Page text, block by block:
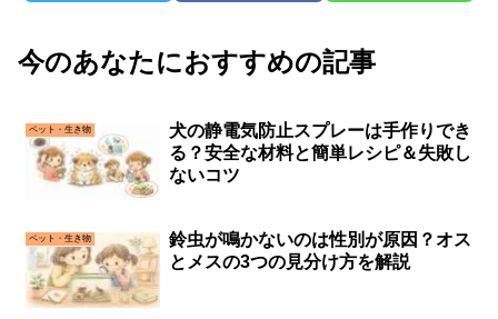
今のあなたにおすすめの記事
ペット・生き物
犬の静電気防止スプレーは手作りでき
る？安全な材料と簡単レシピ＆失敗し
ないコツ
ペット・生き物
鈴虫が鳴かないのは性別が原因？オス
とメスの3つの見分け方を解説